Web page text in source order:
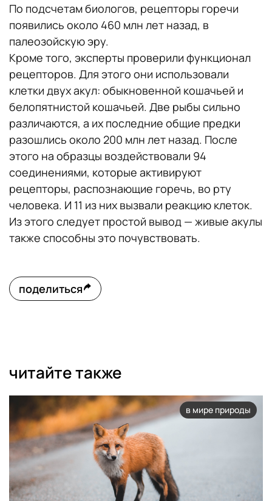
По подсчетам биологов, рецепторы горечи
появились около 460 млн лет назад, в
палеозойскую эру.
Кроме того, эксперты проверили функционал
рецепторов. Для этого они использовали
клетки двух акул: обыкновенной кошачьей и
белопятнистой кошачьей. Две рыбы сильно
различаются, а их последние общие предки
разошлись около 200 млн лет назад. После
этого на образцы воздействовали 94
соединениями, которые активируют
рецепторы, распознающие горечь, во рту
человека. И 11 из них вызвали реакцию клеток.
Из этого следует простой вывод — живые акулы
также способны это почувствовать.
поделиться
читайте также
в мире природы